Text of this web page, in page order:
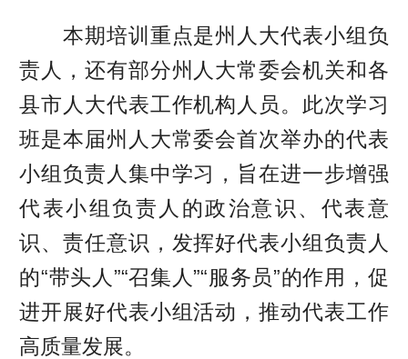
本期培训重点是州人大代表小组负
责人，还有部分州人大常委会机关和各
县市人大代表工作机构人员。此次学习
班是本届州人大常委会首次举办的代表
小组负责人集中学习，旨在进一步增强
代表小组负责人的政治意识、代表意
识、责任意识，发挥好代表小组负责人
的“带头人”“召集人”“服务员”的作用，促
进开展好代表小组活动，推动代表工作
高质量发展。